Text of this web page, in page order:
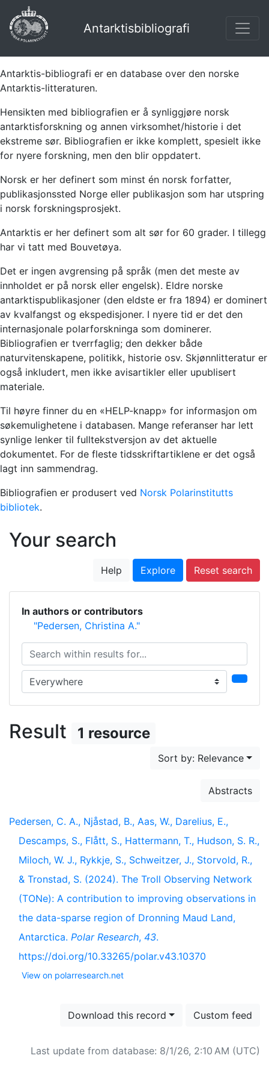
Antarktisbibliografi
Antarktis-bibliografi er en database over den norske
Antarktis-litteraturen.
Hensikten med bibliografien er å synliggjøre norsk
antarktisforskning og annen virksomhet/historie i det
ekstreme sør. Bibliografien er ikke komplett, spesielt ikke
for nyere forskning, men den blir oppdatert.
Norsk er her definert som minst én norsk forfatter,
publikasjonssted Norge eller publikasjon som har utspring
i norsk forskningsprosjekt.
Antarktis er her definert som alt sør for 60 grader. I tillegg
har vi tatt med Bouvetøya.
Det er ingen avgrensing på språk (men det meste av
innholdet er på norsk eller engelsk). Eldre norske
antarktispublikasjoner (den eldste er fra 1894) er dominert
av kvalfangst og ekspedisjoner. I nyere tid er det den
internasjonale polarforskninga som dominerer.
Bibliografien er tverrfaglig; den dekker både
naturvitenskapene, politikk, historie osv. Skjønnlitteratur er
også inkludert, men ikke avisartikler eller upublisert
materiale.
Til høyre finner du en «HELP-knapp» for informasjon om
søkemulighetene i databasen. Mange referanser har lett
synlige lenker til fulltekstversjon av det aktuelle
dokumentet. For de fleste tidsskriftartiklene er det også
lagt inn sammendrag.
Bibliografien er produsert ved Norsk Polarinstitutts
bibliotek.
Your search
Help Explore Reset search
In authors or contributors
"Pedersen, Christina A."
Search within results for...
Search in...
Result 1 resource
Sort by: Relevance
Abstracts
Pedersen, C. A., Njåstad, B., Aas, W., Darelius, E.,
Descamps, S., Flått, S., Hattermann, T., Hudson, S. R.,
Miloch, W. J., Rykkje, S., Schweitzer, J., Storvold, R.,
& Tronstad, S. (2024). The Troll Observing Network
(TONe): A contribution to improving observations in
the data-sparse region of Dronning Maud Land,
Antarctica. Polar Research, 43.
https://doi.org/10.33265/polar.v43.10370
View on polarresearch.net
Download this record Custom feed
Last update from database: 8/1/26, 2:10 AM (UTC)